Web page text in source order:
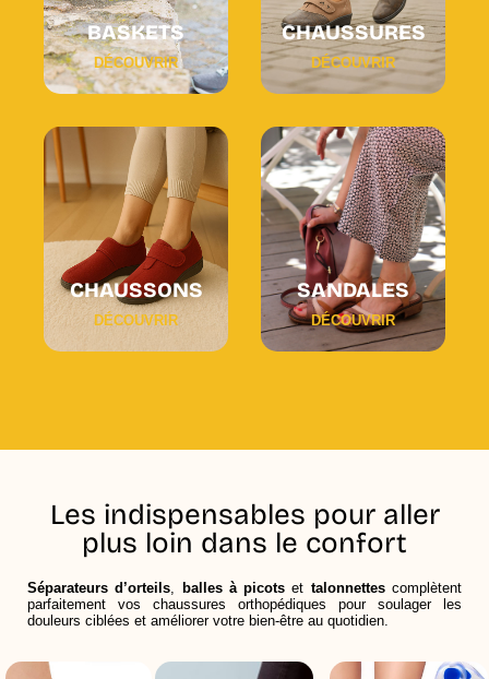
BASKETS
DÉCOUVRIR
CHAUSSURES
DÉCOUVRIR
CHAUSSONS
DÉCOUVRIR
SANDALES
DÉCOUVRIR
Les indispensables pour aller
plus loin dans le confort
Séparateurs d’orteils balles à picots et talonnettescomplètent
parfaitement vos chaussures orthopédiques pour soulager les
douleurs ciblées et améliorer votre bien-être au quotidien.